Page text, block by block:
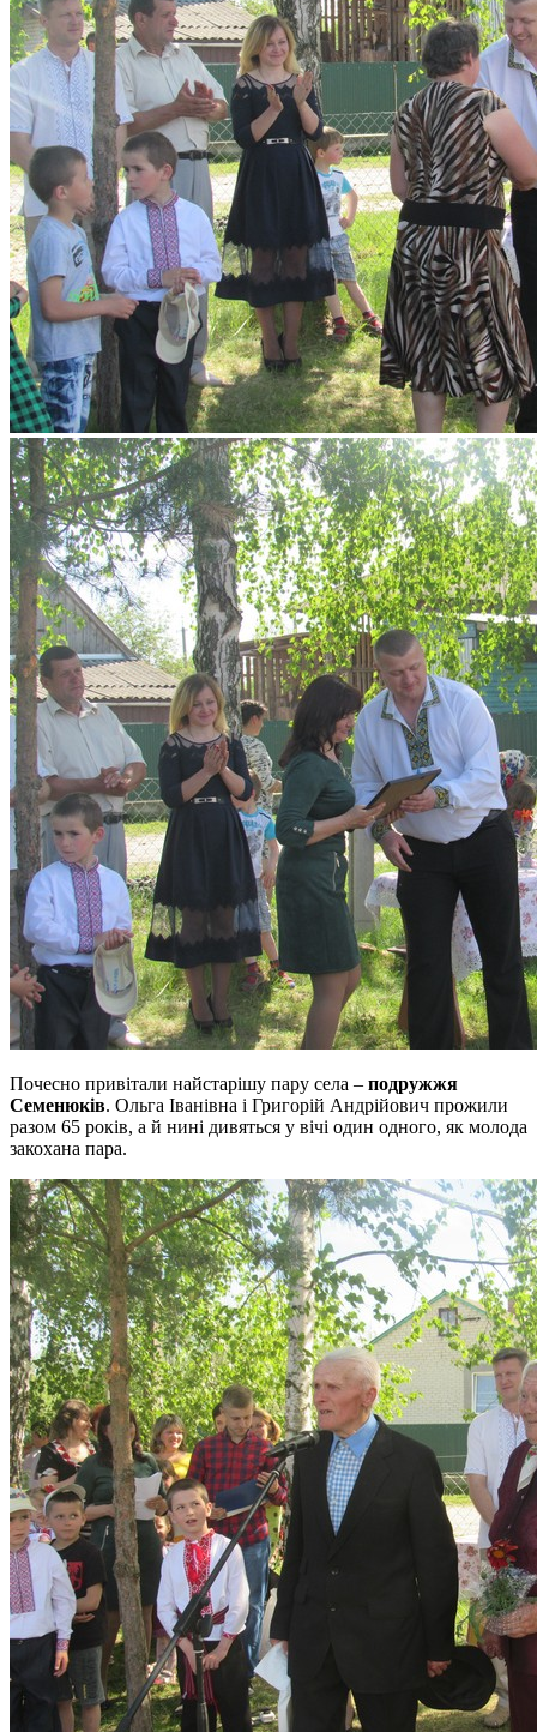
Почесно привітали найстарішу пару села – подружжя
Семенюків. Ольга Іванівна і Григорій Андрійович прожили
разом 65 років, а й нині дивяться у вічі один одного, як молода
закохана пара.